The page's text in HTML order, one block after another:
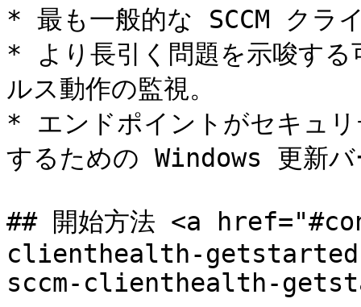
* 最も一般的な SCCM クラ
* より長引く問題を示唆する
ルス動作の監視。
* エンドポイントがセキュ
するための Windows 更新バ
## 開始方法 <a
clienthealth-
sccm-clienthealth-